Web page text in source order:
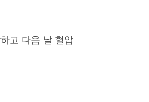
고 다음 날 혈압